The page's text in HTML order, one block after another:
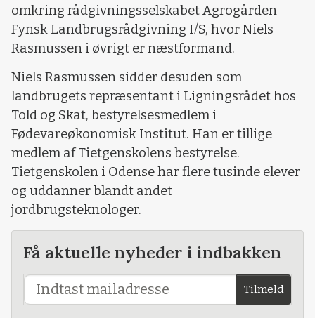
omkring rådgivningsselskabet Agrogården
Fynsk Landbrugsrådgivning I/S, hvor Niels
Rasmussen i øvrigt er næstformand.
Niels Rasmussen sidder desuden som
landbrugets repræsentant i Ligningsrådet hos
Told og Skat, bestyrelsesmedlem i
Fødevareøkonomisk Institut. Han er tillige
medlem af Tietgenskolens bestyrelse.
Tietgenskolen i Odense har flere tusinde elever
og uddanner blandt andet
jordbrugsteknologer.
Få aktuelle nyheder i indbakken
Tilmeld